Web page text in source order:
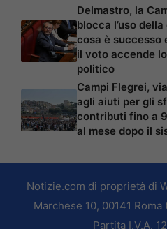
Delmastro, la
blocca l’uso
cosa è successo
il voto accende
politico
Campi Flegrei,
agli aiuti per gli
contributi fino a
al mese dopo il
Notizie.com di proprietà di
Marchese 10, 00141
Partita I.V.A.